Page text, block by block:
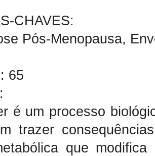
CHAVES:
Pós-Menopausa,
65
é um processo
trazer
que